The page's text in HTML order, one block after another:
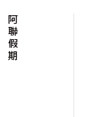
阿聯假期